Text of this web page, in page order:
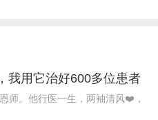
我用它治好600多位患者
师。他行医一生，两袖清风❤️，